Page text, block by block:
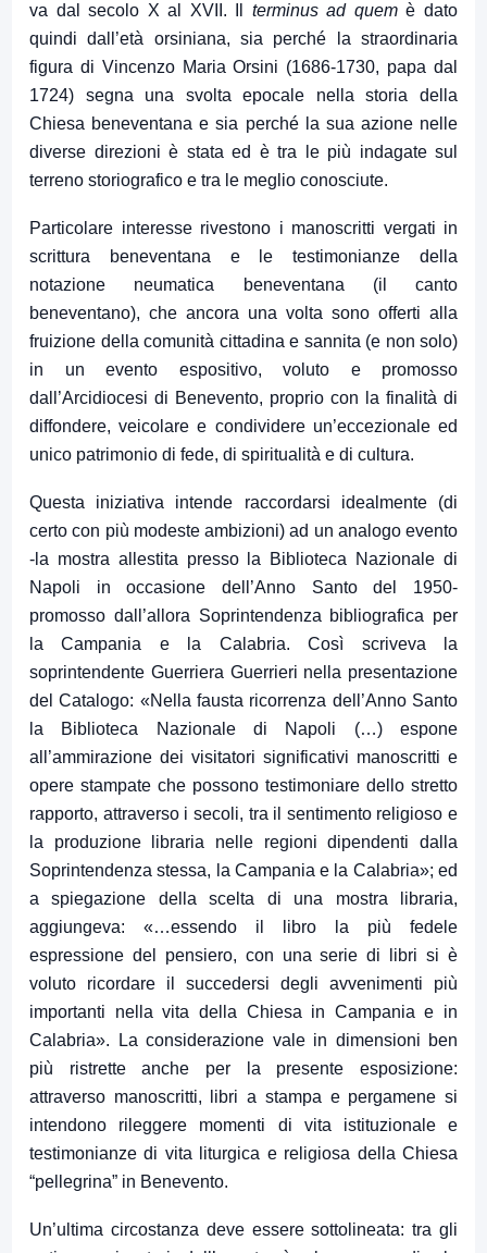
va dal secolo X al XVII. Il terminus ad quemè dato
quindi dall’età orsiniana, sia perché la straordinaria
figura di Vincenzo Maria Orsini (1686-1730, papa dal
1724) segna una svolta epocale nella storia della
Chiesa beneventana e sia perché la sua azione nelle
diverse direzioni è stata ed è tra le più indagate sul
terreno storiografico e tra le meglio conosciute.
Particolare interesse rivestono i manoscritti vergati in
scrittura beneventana e le testimonianze della
notazione neumatica beneventana (il canto
beneventano), che ancora una volta sono offerti alla
fruizione della comunità cittadina e sannita (e non solo)
in un evento espositivo, voluto e promosso
dall’Arcidiocesi di Benevento, proprio con la finalità di
diffondere, veicolare e condividere un’eccezionale ed
unico patrimonio di fede, di spiritualità e di cultura.
Questa iniziativa intende raccordarsi idealmente (di
certo con più modeste ambizioni) ad un analogo evento
-la mostra allestita presso la Biblioteca Nazionale di
Napoli in occasione dell’Anno Santo del 1950-
promosso dall’allora Soprintendenza bibliografica per
la Campania e la Calabria. Così scriveva la
soprintendente Guerriera Guerrieri nella presentazione
del Catalogo: «Nella fausta ricorrenza dell’Anno Santo
la Biblioteca Nazionale di Napoli (…) espone
all’ammirazione dei visitatori significativi manoscritti e
opere stampate che possono testimoniare dello stretto
rapporto, attraverso i secoli, tra il sentimento religioso e
la produzione libraria nelle regioni dipendenti dalla
Soprintendenza stessa, la Campania e la Calabria»; ed
a spiegazione della scelta di una mostra libraria,
aggiungeva: «…essendo il libro la più fedele
espressione del pensiero, con una serie di libri si è
voluto ricordare il succedersi degli avvenimenti più
importanti nella vita della Chiesa in Campania e in
Calabria». La considerazione vale in dimensioni ben
più ristrette anche per la presente esposizione:
attraverso manoscritti, libri a stampa e pergamene si
intendono rileggere momenti di vita istituzionale e
testimonianze di vita liturgica e religiosa della Chiesa
“pellegrina” in Benevento.
Un’ultima circostanza deve essere sottolineata: tra gli